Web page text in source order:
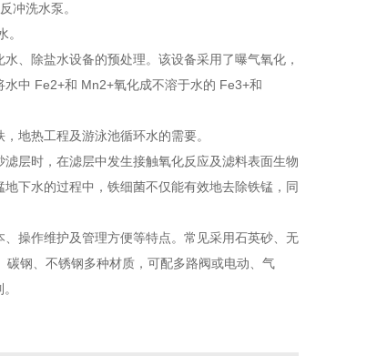
冲洗水泵。
、除盐水设备的预处理。该设备采用了曝气氧化，
中 Fe2+和 Mn2+氧化成不溶于水的 Fe3+和
地热工程及游泳池循环水的需要。
层时，在滤层中发生接触氧化反应及滤料表面生物
下水的过程中，铁细菌不仅能有效地去除铁锰，同
操作维护及管理方便等特点。常见采用石英砂、无
钢、不锈钢多种材质，可配多路阀或电动、气